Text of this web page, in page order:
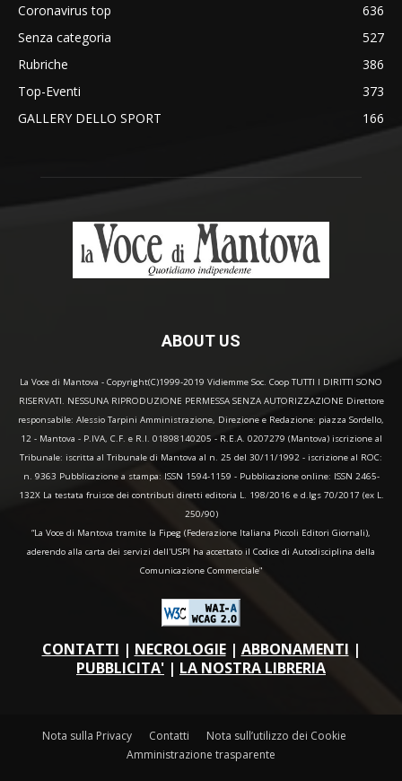
Coronavirus top
636
Senza categoria
527
Rubriche
386
Top-Eventi
373
GALLERY DELLO SPORT
166
ABOUT US
La Voce di Mantova - Copyright(C)1999-2019 Vidiemme Soc. Coop TUTTI I DIRITTI SONO
RISERVATI. NESSUNA RIPRODUZIONE PERMESSA SENZA AUTORIZZAZIONE Direttore
responsabile: Alessio Tarpini Amministrazione, Direzione e Redazione: piazza Sordello,
12 - Mantova - P.IVA, C.F. e R.I. 01898140205 - R.E.A. 0207279 (Mantova) iscrizione al
Tribunale: iscritta al Tribunale di Mantova al n. 25 del 30/11/1992 - iscrizione al ROC:
n. 9363 Pubblicazione a stampa: ISSN 1594-1159 - Pubblicazione online: ISSN 2465-
132X La testata fruisce dei contributi diretti editoria L. 198/2016 e d.lgs 70/2017 (ex L.
250/90)
“La Voce di Mantova tramite la Fipeg (Federazione Italiana Piccoli Editori Giornali),
aderendo alla carta dei servizi dell'USPI ha accettato il Codice di Autodisciplina della
Comunicazione Commerciale"
CONTATTI | NECROLOGIE| ABBONAMENTI |
PUBBLICITA' | LA NOSTRA LIBRERIA
Nota sulla Privacy Contatti
Nota sull’utilizzo dei Cookie
Amministrazione trasparente